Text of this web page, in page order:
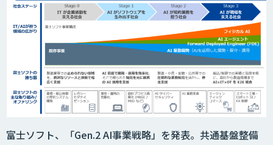
低コスト・短納期のAI受託開発
Explaza 生成AI Partner｜AIプロダクト
開発
comipro AI
富士ソフト、「Gen.2 AI事業戦略」を発表。共通基盤整備